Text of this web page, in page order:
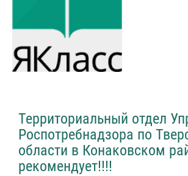
Территориальный отдел
Роспотребнадзора по
области в Конаковском
рекомендует!!!!